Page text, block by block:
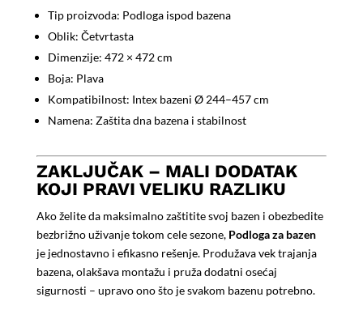
Tip proizvoda: Podloga ispod bazena
Oblik: Četvrtasta
Dimenzije: 472 × 472 cm
Boja: Plava
Kompatibilnost: Intex bazeni Ø 244–457 cm
Namena: Zaštita dna bazena i stabilnost
ZAKLJUČAK – MALI DODATAK
KOJI PRAVI VELIKU RAZLIKU
Ako želite da maksimalno zaštitite svoj bazen i obezbedite
bezbrižno uživanje tokom cele sezone, Podloga za bazen
je jednostavno i efikasno rešenje. Produžava vek trajanja
bazena, olakšava montažu i pruža dodatni osećaj
sigurnosti – upravo ono što je svakom bazenu potrebno.